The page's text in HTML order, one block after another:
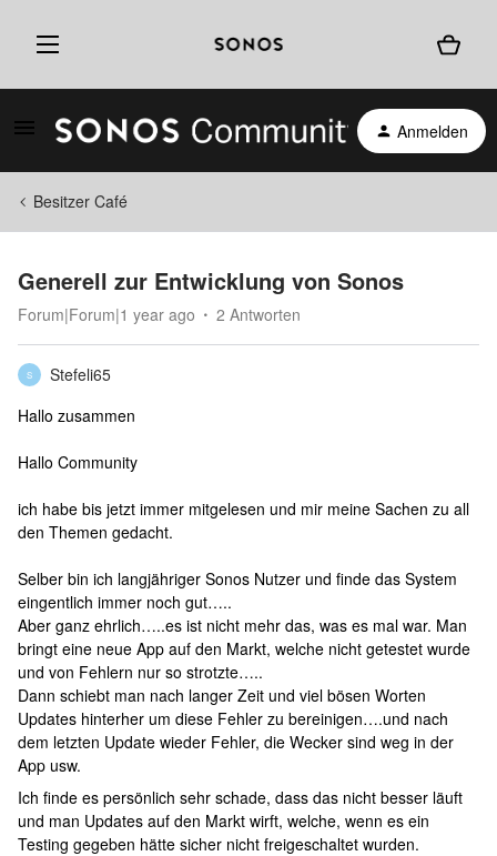
Anmelden
Besitzer Café
Generell zur Entwicklung von Sonos
Forum|Forum|1 year ago 2 Antworten
S
Stefeli65
Hallo zusammen
Hallo Community
ich habe bis jetzt immer mitgelesen und mir meine Sachen zu all
den Themen gedacht.
Selber bin ich langjähriger Sonos Nutzer und finde das System
eingentlich immer noch gut…..
Aber ganz ehrlich…..es ist nicht mehr das, was es mal war. Man
bringt eine neue App auf den Markt, welche nicht getestet wurde
und von Fehlern nur so strotzte…..
Dann schiebt man nach langer Zeit und viel bösen Worten
Updates hinterher um diese Fehler zu bereinigen….und nach
dem letzten Update wieder Fehler, die Wecker sind weg in der
App usw.
Ich finde es persönlich sehr schade, dass das nicht besser läuft
und man Updates auf den Markt wirft, welche, wenn es ein
Testing gegeben hätte sicher nicht freigeschaltet wurden.